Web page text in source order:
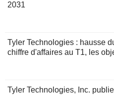
2031
Tyler Technologies : hausse
chiffre d'affaires au T1, les
Tyler Technologies, Inc.